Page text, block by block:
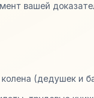
вашей
колена (дедушек и